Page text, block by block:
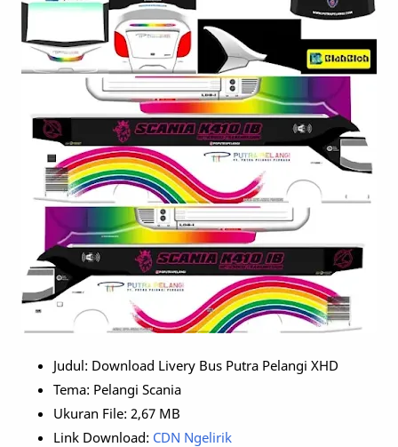
Judul: Download Livery Bus Putra Pelangi XHD
Tema: Pelangi Scania
Ukuran File: 2,67 MB
Link Download: CDN Ngelirik